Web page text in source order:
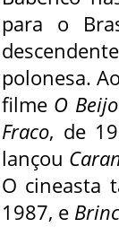
para o
polonesa.
filme O
Fraco, de
lançou
O cineasta
1987, e